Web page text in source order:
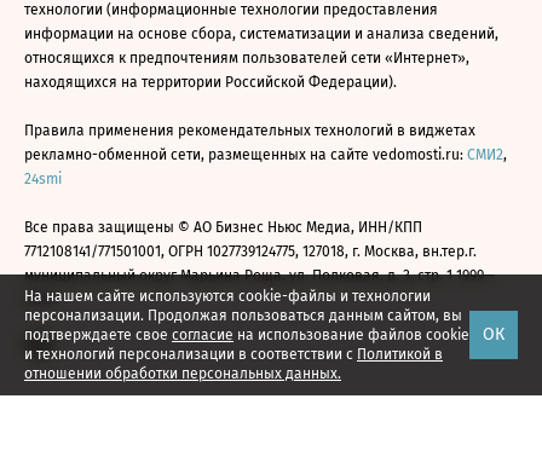
На нашем сайте используются cookie-файлы и технологии
персонализации. Продолжая пользоваться данным сайтом, вы
подтверждаете свое согласие на использование файлов cookie
и технологий персонализации в соответствии с Политикой в
отношении обработки персональных данных.
ОК
технологии (информационные технологии предоставления
информации на основе сбора, систематизации и анализа сведений,
относящихся к предпочтениям пользователей сети «Интернет»,
находящихся на территории Российской Федерации).
Правила применения рекомендательных технологий в виджетах
рекламно-обменной сети, размещенных на сайте vedomosti.ru: СМИ2,
24smi
Все права защищены © АО Бизнес Ньюс Медиа, ИНН/КПП
7712108141/771501001, ОГРН 1027739124775, 127018, г. Москва, вн.тер.г.
муниципальный округ Марьина Роща, ул. Полковая, д. 3, стр. 1 1999—
2026